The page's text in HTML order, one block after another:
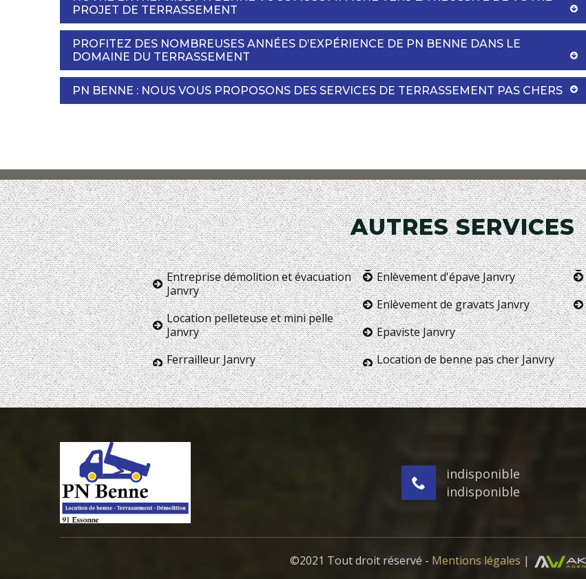
PROJET DE TERRASSEMENT
PROFITEZ DES NOMBREUSES ANNÉES D’EXPÉRIENCE DE PN BENNE DANS LE
DOMAINE DU TERRASSEMENT
PN BENNE : NOUS VOUS PROPOSONS DES SERVICES DE TERRASSEMENT PAS CHERS
AUTRES SERVICES
Entreprise démolition et évacuation
Janvry
Location pelleteuse et mini pelle
Janvry
Ferrailleur Janvry
Enlèvement d'épave Janvry
Enlèvement de gravats Janvry
Epaviste Janvry
Location de benne pas cher Janvry
indisponible
indisponible
©2021 Tout droit réservé - Mentions légales |